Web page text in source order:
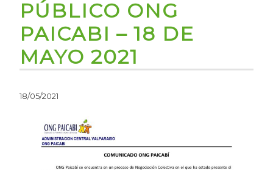
PÚBLICO ONG
PAICABI – 18 DE
MAYO 2021
18/05/2021